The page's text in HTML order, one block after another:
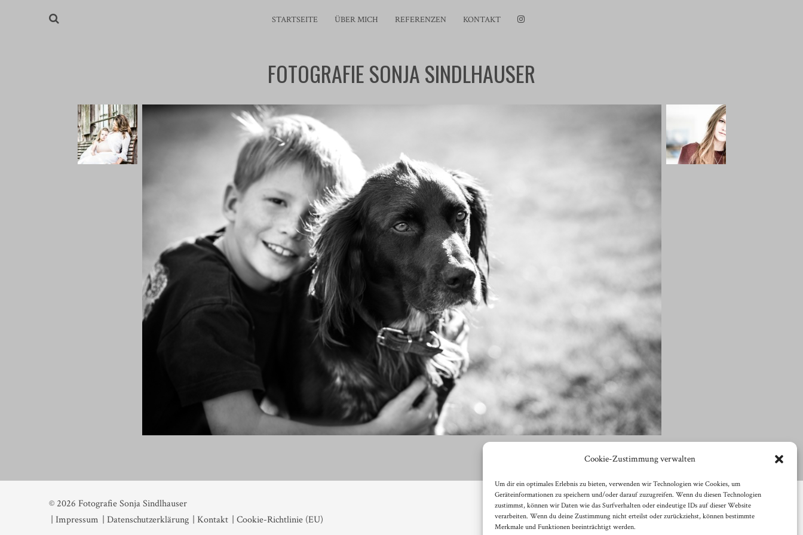
Cookie-Zustimmung verwalten
Um dir ein optimales Erlebnis zu bieten, verwenden wir Technologien wie Cookies, um
Geräteinformationen zu speichern und/oder darauf zuzugreifen. Wenn du diesen Technologien
zustimmst, können wir Daten wie das Surfverhalten oder eindeutige IDs auf dieser Website
verarbeiten. Wenn du deine Zustimmung nicht erteilst oder zurückziehst, können bestimmte
Merkmale und Funktionen beeinträchtigt werden.
STARTSEITE ÜBER MICH REFERENZEN KONTAKT
FOTOGRAFIE SONJA SINDLHAUSER
© 2026 Fotografie Sonja Sindlhauser
| Impressum | Datenschutzerklärung | Kontakt | Cookie-Richtlinie (EU)